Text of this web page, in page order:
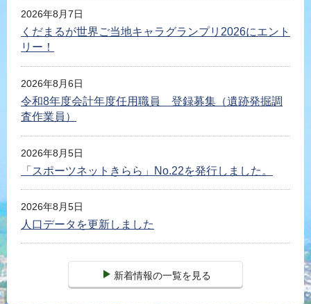
2026年8月7日
くだまるが世界ご当地キャラグランプリ2026にエント
リー！
2026年8月6日
令和8年度会計年度任用職員 登録募集（遺跡発掘調
査作業員）
2026年8月5日
「スポーツネットきらら」No.22を発行しました。
2026年8月5日
人口データを更新しました
新着情報の一覧を見る